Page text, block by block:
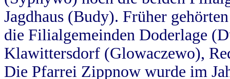
Jagdhaus (Budy). Früher
die Filialgemeinden Doderlage
Klawittersdorf (Glowaczewo),
Die Pfarrei Zippnow wurde im